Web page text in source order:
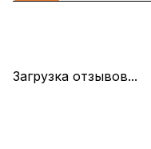
Загрузка отзывов...